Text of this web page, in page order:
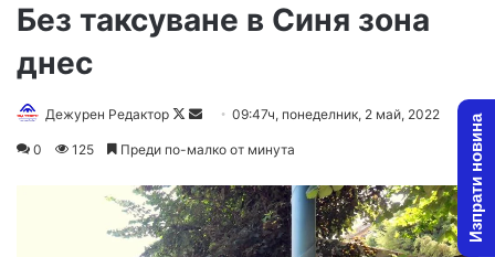
Без таксуване в Синя зона
днес
Дежурен Редактор
F
l
o
w
d
a
n
09:47ч, понеделник, 2 май, 2022
0 125 Преди по-малко от минута Изпрати новина